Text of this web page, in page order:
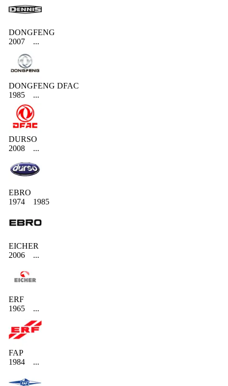
DONGFENG
2007
...
DONGFENG DFAC
1985
...
DURSO
2008
...
EBRO
1974
1985
EICHER
2006
...
ERF
1965
...
FAP
1984
...